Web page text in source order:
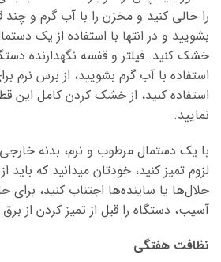
را خالی کنید و مخزن را با آب گرم و
بشویید و در انتها با استفاده از یک
خشک کنید. فیلتر و قفسه نگهدارنده
استفاده با آب گرم بشویید، از برس نرم
استفاده کنید، از خشک کردن کامل این
نمایید.
با یک دستمال مرطوب و نرم، بدنه
لزوم تمیز کنید، خودتان میدانید که باید
حلال‌ها یا ساینده‌ها اجتناب کنید، برای
آسیب، دستگاه را قبل از تمیز کردن از
نظافت هفتگی